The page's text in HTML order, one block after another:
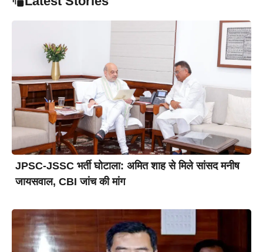
JPSC-JSSC भर्ती घोटाला: अमित शाह से मिले सांसद मनीष
जायसवाल, CBI जांच की मांग